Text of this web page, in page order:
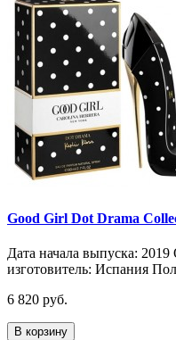
Good Girl Dot Drama
Дата начала выпуска:
изготовитель: Испания
6 820 руб.
В корзину